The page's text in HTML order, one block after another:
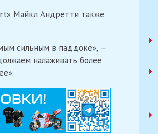
Майкл Андретти также
сильным в паддоке», —
налаживать более